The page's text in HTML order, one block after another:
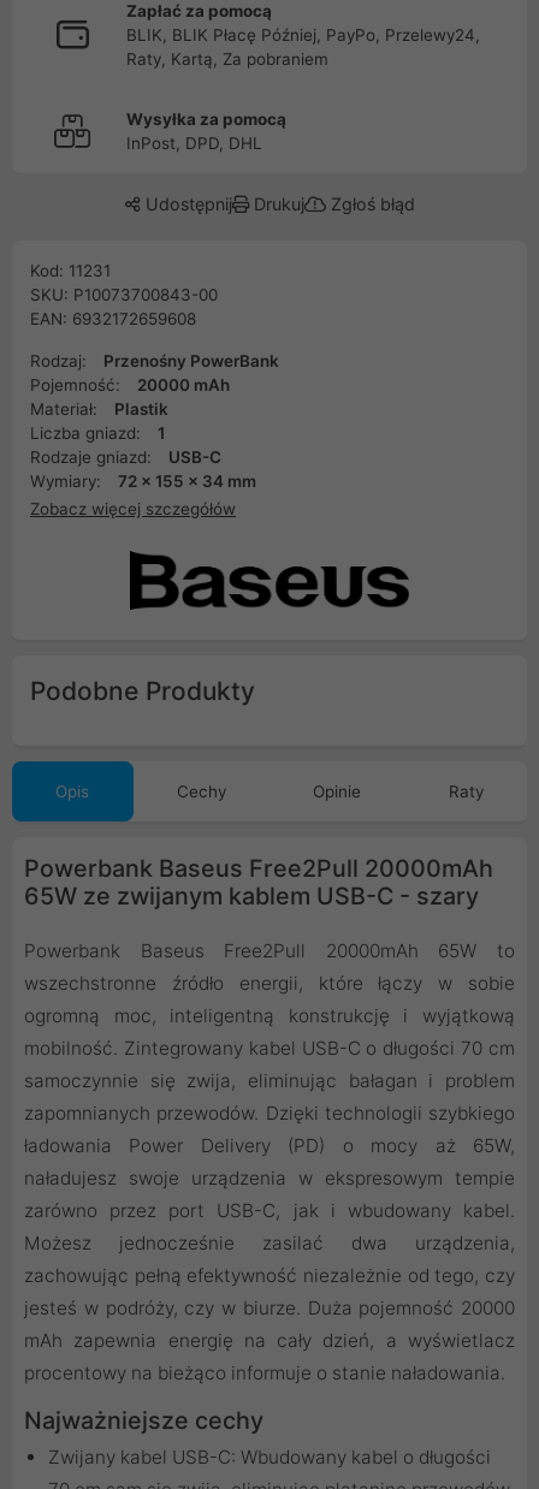
Zapłać za pomocą
BLIK, BLIK Płacę Później, PayPo, Przelewy24,
Raty, Kartą, Za pobraniem
Wysyłka za pomocą
InPost, DPD, DHL
Udostępnij Drukuj Zgłoś błąd
Kod: 11231
SKU: P10073700843-00
EAN: 6932172659608
Rodzaj:
Przenośny PowerBank
Pojemność:
20000 mAh
Materiał:
Plastik
Liczba gniazd:
1
Rodzaje gniazd:
USB-C
Wymiary:
72 x 155 x 34 mm
Zobacz więcej szczegółów
Podobne Produkty
Opis Cechy Opinie Raty
Powerbank Baseus Free2Pull 20000mAh
65W ze zwijanym kablem USB-C - szary
Powerbank Baseus Free2Pull 20000mAh 65W to
wszechstronne źródło energii, które łączy w sobie
ogromną moc, inteligentną konstrukcję i wyjątkową
mobilność. Zintegrowany kabel USB-C o długości 70 cm
samoczynnie się zwija, eliminując bałagan i problem
zapomnianych przewodów. Dzięki technologii szybkiego
ładowania Power Delivery (PD) o mocy aż 65W,
naładujesz swoje urządzenia w ekspresowym tempie
zarówno przez port USB-C, jak i wbudowany kabel.
Możesz jednocześnie zasilać dwa urządzenia,
zachowując pełną efektywność niezależnie od tego, czy
jesteś w podróży, czy w biurze. Duża pojemność 20000
mAh zapewnia energię na cały dzień, a wyświetlacz
procentowy na bieżąco informuje o stanie naładowania.
Najważniejsze cechy
Zwijany kabel USB-C: Wbudowany kabel o długości